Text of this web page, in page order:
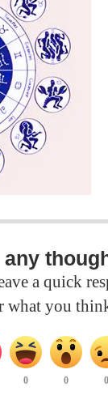
any
a quick
what you
0 0